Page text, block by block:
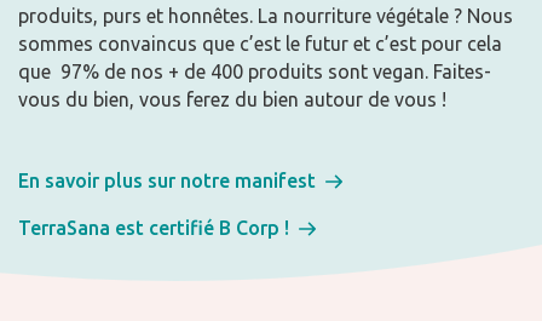
produits, purs et honnêtes. La nourriture végétale ? Nous
sommes convaincus que c’est le futur et c’est pour cela
que 97% de nos + de 400 produits sont vegan. Faites-
vous du bien, vous ferez du bien autour de vous !
En savoir plus sur notre manifest
TerraSana est certifié B Corp !